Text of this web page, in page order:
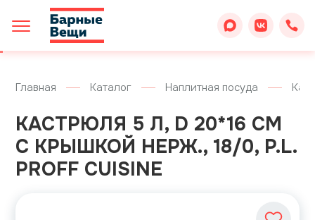
Главная Каталог Наплитная посуда
КАСТРЮЛЯ 5 Л, D 20*16 СМ
С КРЫШКОЙ НЕРЖ., 18/0, P.L.
PROFF CUISINE